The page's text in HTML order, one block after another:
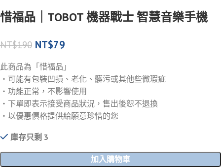
惜福品｜TOBOT 機器戰士 智慧音樂手機
NT$190 NT$79
此商品為「惜福品」
・可能有包裝凹損、老化、髒污或其他些微瑕疵
・功能正常，不影響使用
・下單即表示接受商品狀況，售出後恕不退換
・以優惠價格提供給願意珍惜的您
庫存只剩 3
加入購物車